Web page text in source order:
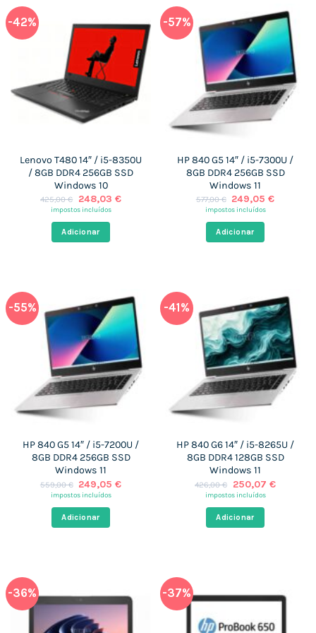
-42%
Lenovo T480 14″ / i5-8350U
/ 8GB DDR4 256GB SSD
Windows 10
425,00€
O
preço
era:
425,00 €.
248,03 €O
impostos incluídos
Adicionar
-57%
HP 840 G5 14″ / i5-7300U /
8GB DDR4 256GB SSD
Windows 11
577,00€ O
preço
era:
577,00 €.
249,05€O
impostos incluídos
Adicionar
-55%
HP 840 G5 14″ / i5-7200U /
8GB DDR4 256GB SSD
Windows 11
559,00€ O
preço
era:
559,00 €.
249,05€O
impostos incluídos
Adicionar
-41%
HP 840 G6 14″ / i5-8265U /
8GB DDR4 128GB SSD
Windows 11
426,00€
O
preço
era:
426,00 €.
250,07 €O
impostos incluídos
Adicionar
-36% -37%